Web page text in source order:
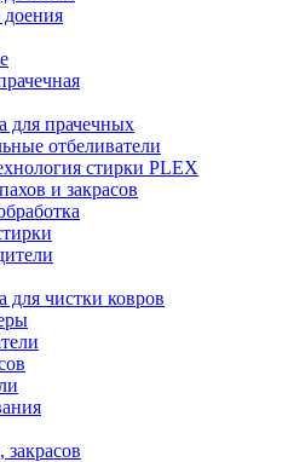
для прачечных
отбеливатели
стирки PLEX
и закрасов
для чистки ковров
закрасов